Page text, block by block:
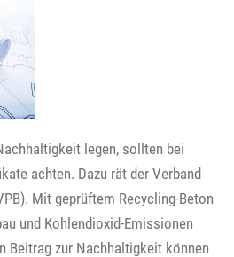
legen, sollten bei
achten. Dazu rät der Verband
Mit geprüftem Recycling-Beton
und Kohlendioxid-Emissionen
Beitrag zur Nachhaltigkeit können